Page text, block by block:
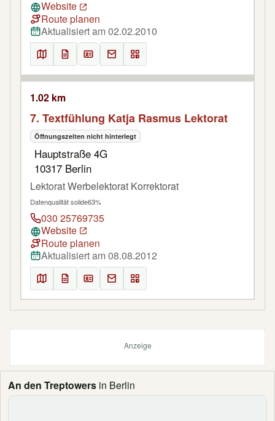
An den Treptowers in Berlin
Website
Route planen
Aktualisiert am 02.02.2010
1.02 km
7. Textfühlung Katja Rasmus Lektorat
Öffnungszeiten nicht hinterlegt
Hauptstraße 4G
10317 Berlin
Lektorat Werbelektorat Korrektorat
Datenqualität solide63%
030 25769735
Website
Route planen
Aktualisiert am 08.08.2012
Anzeige